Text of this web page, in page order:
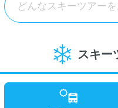
どんなスキーツアー
スキー